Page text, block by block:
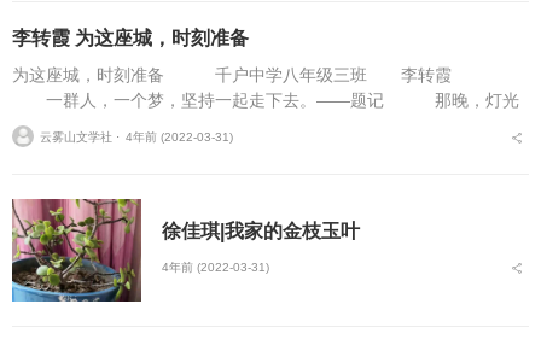
李转霞 为这座城，时刻准备
为这座城，时刻准备 千户中学八年级三班 李转霞
一群人，一个梦，坚持一起走下去。——题记 那晚，灯光
璀璨，街道上人山人海，正值周五，家家户户都在街道上散步。聒噪
的言谈声，震耳欲聋的...
云雾山文学社 ⋅ 4年前 (2022-03-31)
徐佳琪|我家的金枝玉叶
4年前 (2022-03-31)